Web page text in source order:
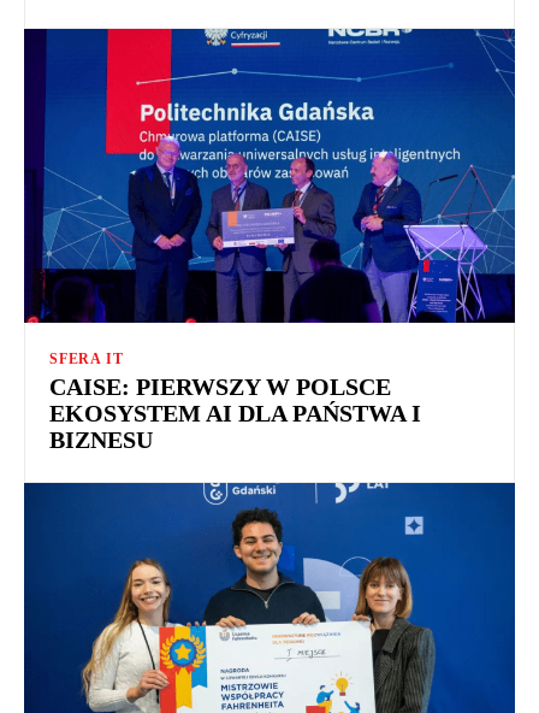
SFERA IT
CAISE: PIERWSZY W POLSCE
EKOSYSTEM AI DLA PAŃSTWA I
BIZNESU